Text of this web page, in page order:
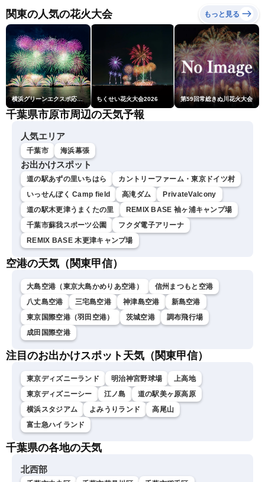
スLiVEモーニング・松本真
央／有賀哲夫〉
関東の人気の花火大会 もっと見る
横浜グリーンエクスポ応援 みなとみらいフェスティバル「スカイシンフォニーinヨコハマ presented byコロワイド」 ちくせい花火大会2026 第59回常総きぬ川花火大会
千葉県市原市周辺の天気予報
人気エリア
千葉市 海浜幕張
お出かけスポット
道の駅あずの里いちはら
カントリーファーム・東京ドイツ村
いっせんぼく Camp field
高滝ダム
PrivateValcony
道の駅木更津うまくたの里
REMIX BASE 袖ヶ浦キャンプ場
千葉市蘇我スポーツ公園
フクダ電子アリーナ
REMIX BASE 木更津キャンプ場
空港の天気（関東甲信）
大島空港（東京大島かめりあ空港）
信州まつもと空港
八丈島空港
三宅島空港 神津島空港
新島空港
東京国際空港（羽田空港）
茨城空港
調布飛行場
成田国際空港
注目のお出かけスポット天気（関東甲信）
東京ディズニーランド 明治神宮野球場
上高地
東京ディズニーシー
江ノ島
道の駅美ヶ原高原
横浜スタジアム
よみうりランド
高尾山
富士急ハイランド
千葉県の各地の天気
北西部